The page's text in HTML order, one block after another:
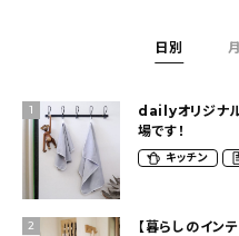
日別
1
dailyオリジナル
場です！
キッチン
2
【暮らしのイン